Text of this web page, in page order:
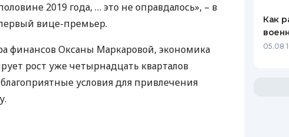
2019 года, … это не оправдалось», – в
вице-премьер.
финансов Оксаны Маркаровой, экономика
рост уже четырнадцать кварталов
условия для привлечения
Как
05.08